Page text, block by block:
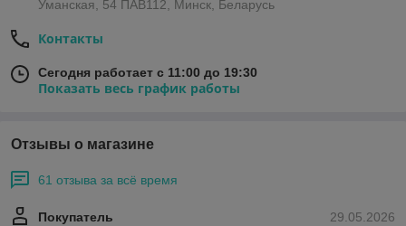
Уманская, 54 ПАВ112, Минск, Беларусь
Контакты
Сегодня работает с 11:00 до 19:30
Показать весь график работы
Отзывы о магазине
61 отзыва за всё время
29.05.2026
Покупатель